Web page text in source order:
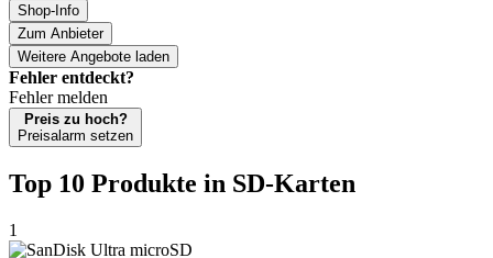
Shop-Info
Zum Anbieter
Weitere Angebote laden
Fehler entdeckt?
Fehler melden
Preis zu hoch?
Preisalarm setzen
Top 10 Produkte in SD-Karten
1